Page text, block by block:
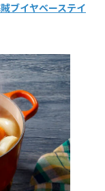
ブイヤベーステイ